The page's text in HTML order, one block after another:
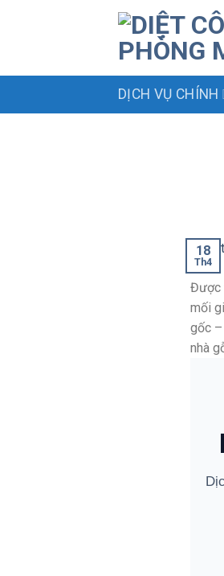
DỊCH VỤ CHÍNH
18
Th4
Được
mối
gốc –
nhà